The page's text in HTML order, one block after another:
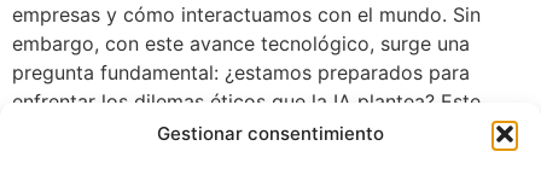
Gestionar consentimiento
empresas y cómo interactuamos con el mundo. Sin
embargo, con este avance tecnológico, surge una
pregunta fundamental: ¿estamos preparados para
enfrentar los dilemas éticos que la IA plantea? Este
artículo explorará las implicaciones […]